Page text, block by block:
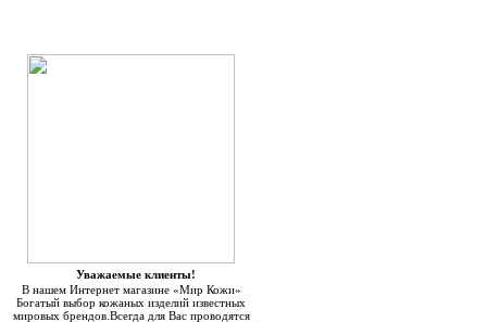
Уважаемые клиенты!
В нашем Интернет магазине «Мир Кожи»
Богатый выбор кожаных изделий известных
мировых брендов.Всегда для Вас проводятся